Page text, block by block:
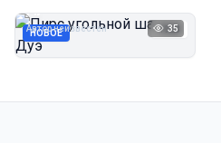
НОВОЕ 1923
Автор неизвестен 35